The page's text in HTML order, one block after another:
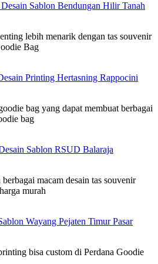
Sablon Bendungan Hilir Tanah
lebih menarik dengan tas souvenir
Bag
Printing Hertasning Rappocini
bag yang dapat membuat berbagai
bag
Sablon RSUD Balaraja
macam desain tas souvenir
murah
Wayang Pejaten Timur Pasar
bisa custom di Perdana Goodie